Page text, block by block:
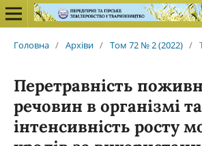
Головна / Архіви / Том 72 № 2 (2022) /
Перетравність
речовин в організмі та
інтенсивність росту